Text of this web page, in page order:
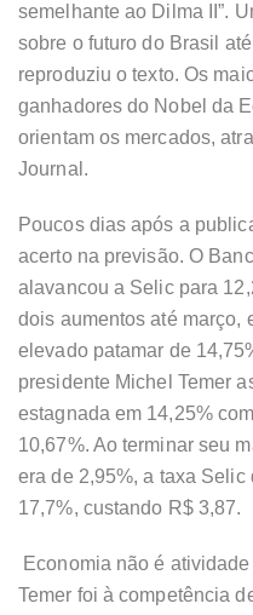
semelhante ao Dilma II”.
sobre o futuro do Brasil
reproduziu o texto. Os
ganhadores do Nobel da
orientam os mercados,
Journal.
Poucos dias após a
acerto na previsão. O
alavancou a Selic para
dois aumentos até março,
elevado patamar de
presidente Michel Temer
estagnada em 14,25%
10,67%. Ao terminar seu
era de 2,95%, a taxa
17,7%, custando R$ 3,87.
Economia não é
Temer foi à competência